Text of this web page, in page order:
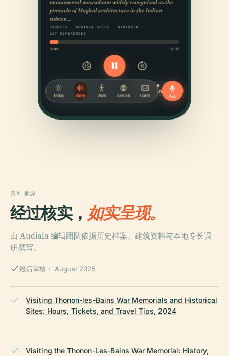
资料来源
经过核实， 如实呈现。
由 Audiala 编辑团队依据历史档案、建筑资料与本地专长调
研撰写。
最后审核： August 2025
Visiting Thonon-les-Bains War Memorials and Historical
Sites: Hours, Tickets, and Travel Tips, 2024
Visiting the Thonon-Les-Bains War Memorial: History,